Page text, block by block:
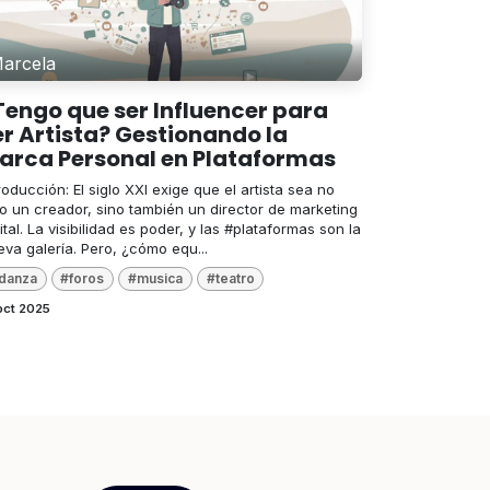
que ser Influencer para
Artista? Gestionando la
Personal en Plataformas
El siglo XXI exige que el artista sea no
un creador, sino también un director de marketing
La visibilidad es poder, y las #plataformas son la
galería. Pero, ¿cómo equ...
#foros #musica #teatro
2025